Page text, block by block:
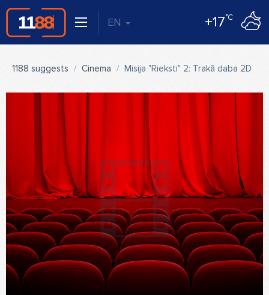
EN +17°C
1188 suggests Cinema Misija "Rieksti" 2: Trakā daba 2D